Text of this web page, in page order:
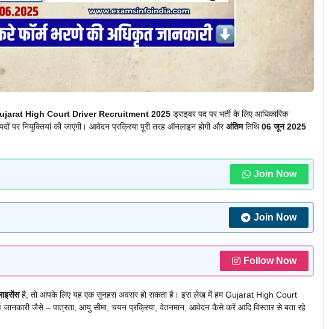
High Court Driver Recruitment 2025 ड्राइवर पद पर भर्ती के लिए आधिकारिक
पर नियुक्तियां की जाएंगी। आवेदन प्रक्रिया पूरी तरह ऑनलाइन होगी औरअंतिमतिथि06 जून 2025
Join Now
Join Now
Follow Now
है, तो आपके लिए यह एक सुनहरा अवसर हो सकता है। इस लेख में हम Gujarat High Court
जैसे – पात्रता, आयु सीमा, चयन प्रक्रिया, वेतनमान, आवेदन कैसे करें आदि विस्तार से बता रहे